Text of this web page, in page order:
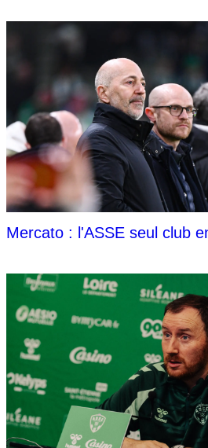
Mercato : l'ASSE seul club